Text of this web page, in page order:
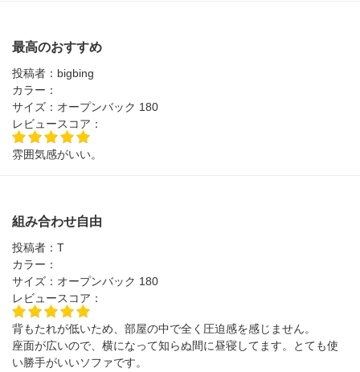
最高のおすすめ
投稿者： bigbing
カラー：
サイズ： オープンバック 180
レビュースコア：
雰囲気感がいい。
組み合わせ自由
投稿者： T
カラー：
サイズ： オープンバック 180
レビュースコア：
背もたれが低いため、部屋の中で全く圧迫感を感じません。
座面が広いので、横になって知らぬ間に昼寝してます。とても使
い勝手がいいソファです。